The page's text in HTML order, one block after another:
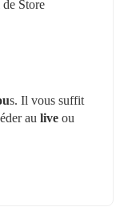
Store
s. Il vous suffit
au live ou